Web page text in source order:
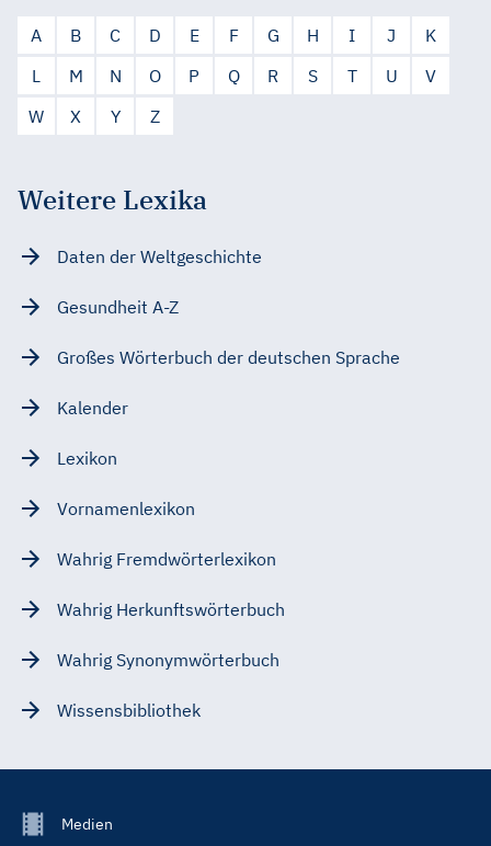
A B C D E F G H I J
K
L
M N O P Q R S T U
V
W
X Y Z
Weitere Lexika
Daten der Weltgeschichte
Gesundheit A-Z
Großes Wörterbuch der deutschen Sprache
Kalender
Lexikon
Vornamenlexikon
Wahrig Fremdwörterlexikon
Wahrig Herkunftswörterbuch
Wahrig Synonymwörterbuch
Wissensbibliothek
FooterMedien